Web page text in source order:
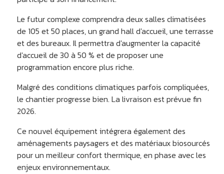
Le futur complexe comprendra deux salles climatisées
de 105 et 50 places, un grand hall d'accueil, une terrasse
et des bureaux. Il permettra d'augmenter la capacité
d'accueil de 30 à 50 % et de proposer une
programmation encore plus riche.
Malgré des conditions climatiques parfois compliquées,
le chantier progresse bien. La livraison est prévue fin
2026.
Ce nouvel équipement intégrera également des
aménagements paysagers et des matériaux biosourcés
pour un meilleur confort thermique, en phase avec les
enjeux environnementaux.